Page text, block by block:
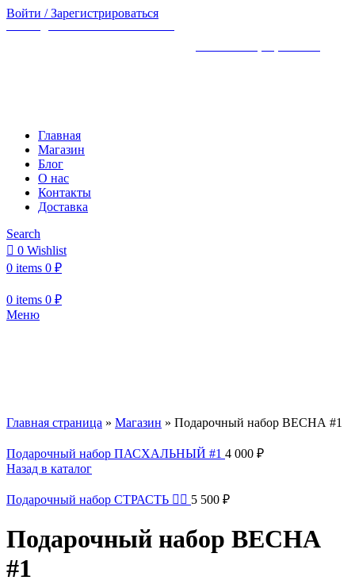
Войти / Зарегистрироваться
Главная
Магазин
Блог
О нас
Контакты
Доставка
Search
0 Wishlist
0 items 0 ₽
0 items 0 ₽
Меню
Главная страница » Магазин » Подарочный набор ВЕСНА #1
Подарочный набор ПАСХАЛЬНЫЙ #1 4 000 ₽
Назад в каталог
Подарочный набор СТРАСТЬ ❤️‍🔥 5 500 ₽
Подарочный набор ВЕСНА
#1